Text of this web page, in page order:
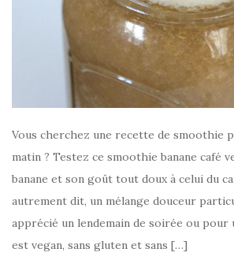
Vous cherchez une recette de smoothie
matin ? Testez ce smoothie banane café
banane et son goût tout doux à celui du
autrement dit, un mélange douceur
apprécié un lendemain de soirée ou
est vegan, sans gluten et sans […]